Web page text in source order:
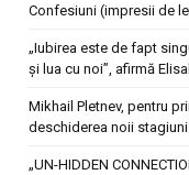
Confesiuni (impresii de
„Iubirea este de fapt
și lua cu noi”, afirmă
Mikhail Pletnev, pentru
deschiderea noii
„UN-HIDDEN